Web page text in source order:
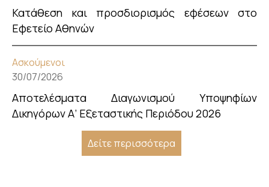
Κατάθεση και προσδιορισμός εφέσεων στο
Εφετείο Αθηνών
Ασκούμενοι
30/07/2026
Αποτελέσματα Διαγωνισμού Υποψηφίων
Δικηγόρων Α’ Εξεταστικής Περιόδου 2026
Δείτε περισσότερα